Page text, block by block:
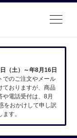
（土）～年8月16日
でのご注文やメール
ておりますが、商品
電話受付は、8月
をおかけして申し訳
す。